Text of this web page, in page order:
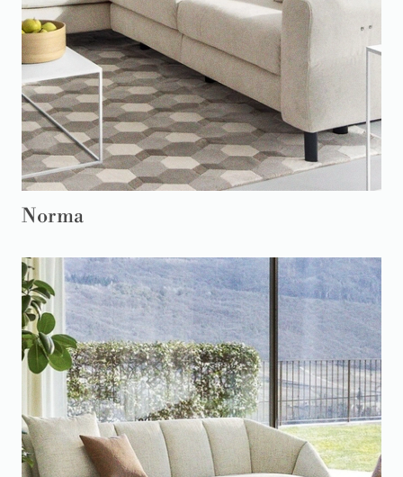
Norma